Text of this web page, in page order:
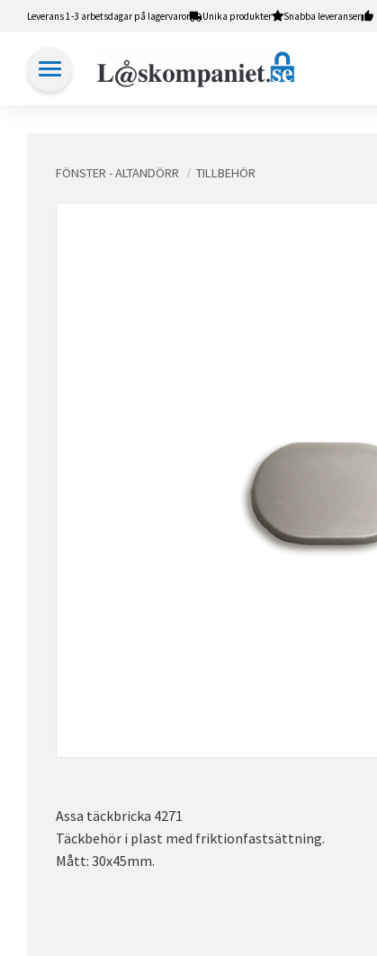
Leverans 1-3 arbetsdagar på lagervaror Unika produkter Snabba leveranser
FÖNSTER - ALTANDÖRR TILLBEHÖR
Assa täckbricka 4271
Täckbehör i plast med friktionfastsättning.
Mått: 30x45mm.